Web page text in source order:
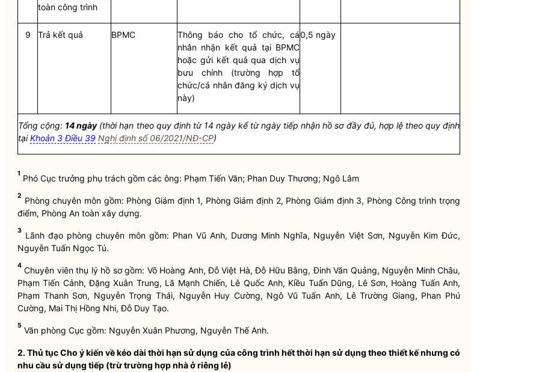
toàn công trình
9 Trả kết quả BPMC
Thông báo cho tổ chức, cá
nhân nhận kết quả tại BPMC
hoặc gửi kết quả qua dịch vụ
bưu chính (trường hợp tổ
chức/cá nhân đăng ký dịch vụ
này)
0,5 ngày
Tổng cộng: 14 ngày(thời hạn theo quy định từ 14 ngày kể từ ngày tiếp nhận hồ sơ đầy đủ, hợp lệ theo quy định
tạiKhoản 3 Điều 39 Nghị định số 06/2021/NĐ-CP)
1 Phó Cục trưởng phụ trách gồm các ông: Phạm Tiến Văn; Phan Duy Thương; Ngô Lâm
2 Phòng chuyên môn gồm: Phòng Giám định 1, Phòng Giám định 2, Phòng Giám định 3, Phòng Công trình trọng
điểm, Phòng An toàn xây dựng.
3 Lãnh đạo phòng chuyên môn gồm: Phan Vũ Anh, Dương Minh Nghĩa, Nguyễn Việt Sơn, Nguyễn Kim Đức,
Nguyễn Tuấn Ngọc Tú.
4 Chuyên viênthụ lý hồ sơ gồm: Võ Hoàng Anh, Đỗ Việt Hà, Đỗ Hữu Bằng, Đinh Văn Quảng, Nguyễn Minh Châu,
Phạm Tiến Cảnh, Đặng Xuân Trung, Lã Mạnh Chiến, Lê Quốc Anh, Kiều Tuấn Dũng, Lê Sơn, Hoàng Tuấn Anh,
Phạm Thanh Sơn, Nguyễn Trọng Thái, Nguyễn Huy Cường, Ngô Vũ Tuấn Anh, Lê Trường Giang, Phan Phú
Cường, Mai Thị Hồng Nhi, Đỗ Duy Tạo.
5 Văn phòng Cục gồm: Nguyễn Xuân Phương, Nguyễn Thế Anh.
2. Thủ tục Cho ý kiến về kéo dài thời hạn sử dụng của công trình hết thời hạn sử dụng theo thiết kế nhưng có
nhu cầu sử dụng tiếp (trừ trường hợp nhà ở riêng lẻ)